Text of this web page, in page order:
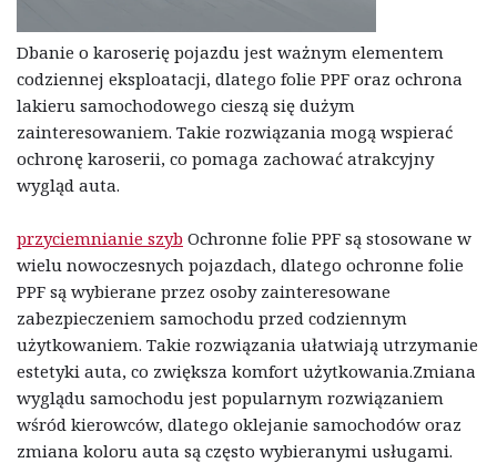
Dbanie o karoserię pojazdu jest ważnym elementem
codziennej eksploatacji, dlatego folie PPF oraz ochrona
lakieru samochodowego cieszą się dużym
zainteresowaniem. Takie rozwiązania mogą wspierać
ochronę karoserii, co pomaga zachować atrakcyjny
wygląd auta.
przyciemnianie szyb Ochronne folie PPF są stosowane w
wielu nowoczesnych pojazdach, dlatego ochronne folie
PPF są wybierane przez osoby zainteresowane
zabezpieczeniem samochodu przed codziennym
użytkowaniem. Takie rozwiązania ułatwiają utrzymanie
estetyki auta, co zwiększa komfort użytkowania.Zmiana
wyglądu samochodu jest popularnym rozwiązaniem
wśród kierowców, dlatego oklejanie samochodów oraz
zmiana koloru auta są często wybieranymi usługami.